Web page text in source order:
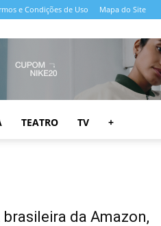
e Condições de Uso Mapa do Site
TEATRO TV +
brasileira da Amazon,